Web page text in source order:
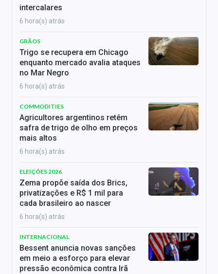
intercalares
6 hora(s) atrás
GRÃOS
Trigo se recupera em Chicago
enquanto mercado avalia ataques
no Mar Negro
6 hora(s) atrás
COMMODITIES
Agricultores argentinos retêm
safra de trigo de olho em preços
mais altos
6 hora(s) atrás
ELEIÇÕES 2026
Zema propõe saída dos Brics,
privatizações e R$ 1 mil para
cada brasileiro ao nascer
6 hora(s) atrás
INTERNACIONAL
Bessent anuncia novas sanções
em meio a esforço para elevar
pressão econômica contra Irã